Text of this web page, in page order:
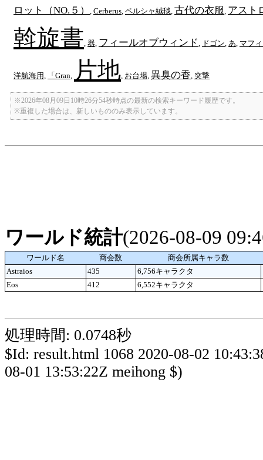
ロット（NO.５） Cerberus ペルシャ絨毯 古代の衣服 アスト
斡旋書 器 フィールオブウィンド ドゴン あ マフ
洋航海用 「Gran 片地 お台場 異臭の香 突撃
※2026年08月09日10時26分54秒時点の最新の検索キーワード履歴です。
※重複した場合は、新しいもののみ表示しています。
ワールド統計(2026-08-09
ワールド名 商会数
商会所属キャラ数
Astraios
435 6,756キャラクタ
Eos
412 6,552キャラクタ
処理時間: 0.0748秒
$Id: result.html 1068 2020-08-02
08-01 13:53:22Z meihong $)